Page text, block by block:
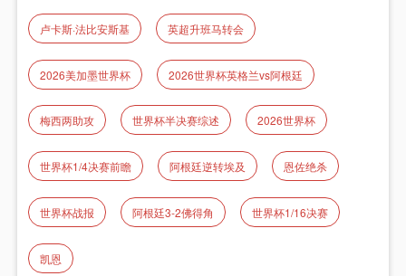
卢卡斯·法比安斯基 英超升班马转会
2026美加墨世界杯 2026世界杯英格兰vs阿根廷
梅西两助攻 世界杯半决赛综述 2026世界杯
世界杯1/4决赛前瞻 阿根廷逆转埃及 恩佐绝杀
世界杯战报 阿根廷3-2佛得角 世界杯1/16决赛
凯恩